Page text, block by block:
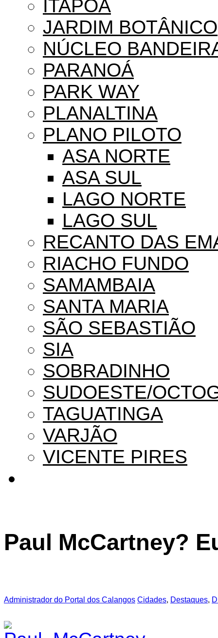
ITAPOÃ
JARDIM BOTÂNICO
NÚCLEO
PARANOÁ
PARK WAY
PLANALTINA
PLANO PILOTO
ASA NORTE
ASA SUL
LAGO NORTE
LAGO SUL
RECANTO DAS
RIACHO FUNDO
SAMAMBAIA
SANTA MARIA
SÃO SEBASTIÃO
SIA
SOBRADINHO
SUDOESTE/
TAGUATINGA
VARJÃO
VICENTE PIRES
Paul McCartney?
Administrador do Portal dos Calangos Cidades, Destaques,